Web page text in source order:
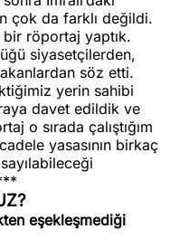
çok da farklı değildi.
bir röportaj yaptık.
siyasetçilerden,
söz etti.
yerin sahibi
davet edildik ve
o sırada çalıştığım
yasasının birkaç
eşekleşmediği